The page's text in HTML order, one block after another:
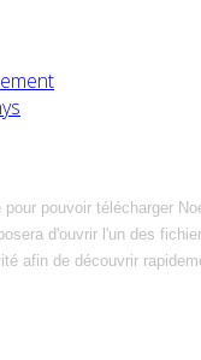
pouvoir télécharger
d'ouvrir l'un des
afin de découvrir